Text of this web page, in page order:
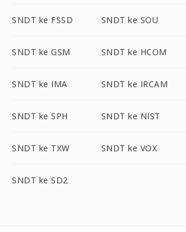
SNDT ke FSSD SNDT ke SOU
SNDT ke GSM SNDT ke HCOM
SNDT ke IMA SNDT ke IRCAM
SNDT ke SPH SNDT ke NIST
SNDT ke TXW SNDT ke VOX
SNDT ke SD2